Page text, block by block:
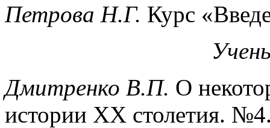
Петрова Н.Г. Курс
Дмитренко В.П. О
истории XX столетия.